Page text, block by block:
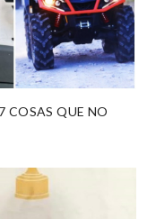
COSAS QUE NO